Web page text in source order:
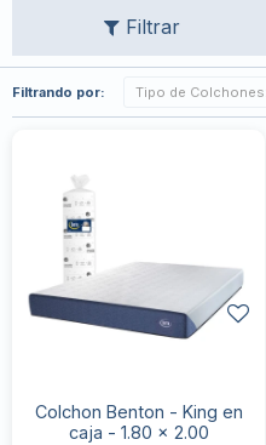
Filtrando por: Tipo de Colchones:
Colchon Benton - King en
caja - 1.80 x 2.00